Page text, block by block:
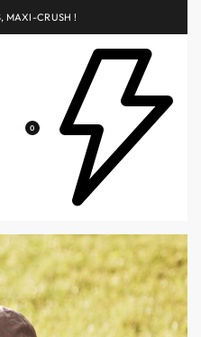
MAXI-CRUSH !
0